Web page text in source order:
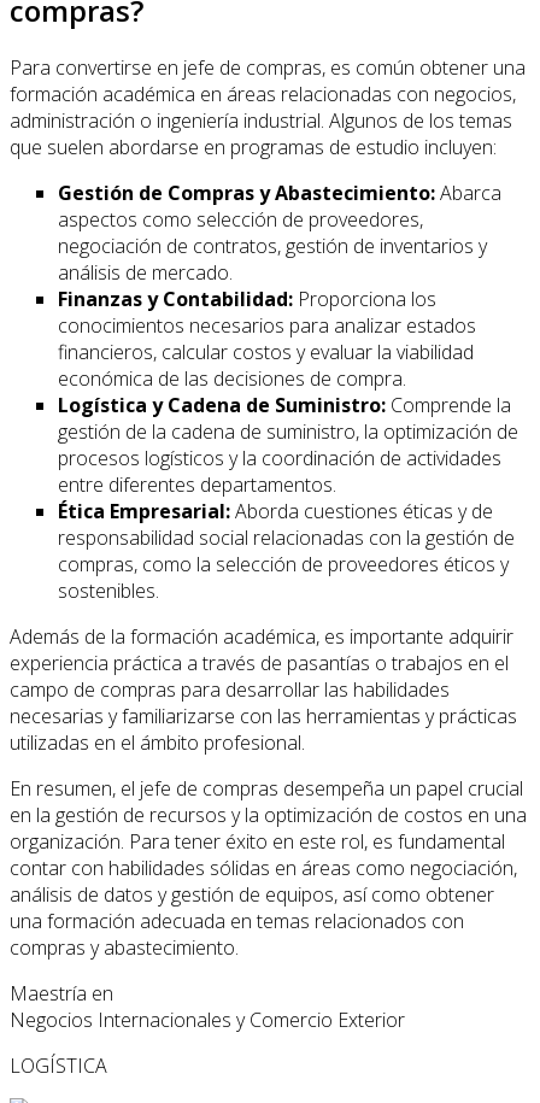
compras?
Para convertirse en jefe de compras, es común obtener una
formación académica en áreas relacionadas con negocios,
administración o ingeniería industrial. Algunos de los temas
que suelen abordarse en programas de estudio incluyen:
Gestión de Compras y Abastecimiento:Abarca
aspectos como selección de proveedores,
negociación de contratos, gestión de inventarios y
análisis de mercado.
Finanzas y Contabilidad: Proporciona los
conocimientos necesarios para analizar estados
financieros, calcular costos y evaluar la viabilidad
económica de las decisiones de compra.
Logística y Cadena de Suministro: Comprende la
gestión de la cadena de suministro, la optimización de
procesos logísticos y la coordinación de actividades
entre diferentes departamentos.
Ética Empresarial:Aborda cuestiones éticas y de
responsabilidad social relacionadas con la gestión de
compras, como la selección de proveedores éticos y
sostenibles.
Además de la formación académica, es importante adquirir
experiencia práctica a través de pasantías o trabajos en el
campo de compras para desarrollar las habilidades
necesarias y familiarizarse con las herramientas y prácticas
utilizadas en el ámbito profesional.
En resumen, el jefe de compras desempeña un papel crucial
en la gestión de recursos y la optimización de costos en una
organización. Para tener éxito en este rol, es fundamental
contar con habilidades sólidas en áreas como negociación,
análisis de datos y gestión de equipos, así como obtener
una formación adecuada en temas relacionados con
compras y abastecimiento.
Maestría en
Negocios Internacionales y Comercio Exterior
LOGÍSTICA